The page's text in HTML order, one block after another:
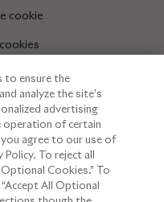
cookie
to ensure the
analyze the site’s
advertising
operation of certain
agree to our use of
Policy. To reject all
Cookies.” To
All Optional